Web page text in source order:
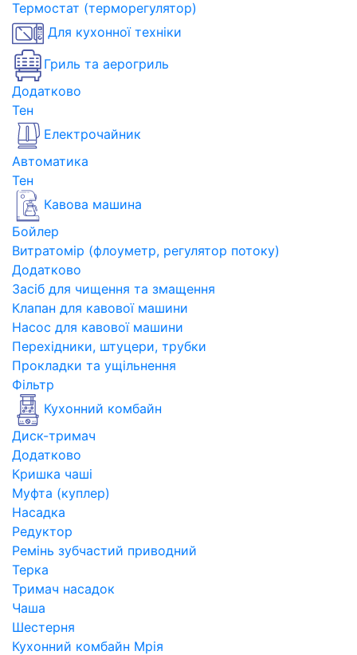
Термостат (терморегулятор)
Для кухонної техніки
Гриль та аерогриль
Додатково
Тен
Електрочайник
Автоматика
Тен
Кавова машина
Бойлер
Витратомір (флоуметр, регулятор потоку)
Додатково
Засіб для чищення та змащення
Клапан для кавової машини
Насос для кавової машини
Перехідники, штуцери, трубки
Прокладки та ущільнення
Фільтр
Кухонний комбайн
Диск-тримач
Додатково
Кришка чаші
Муфта (куплер)
Насадка
Редуктор
Ремінь зубчастий приводний
Терка
Тримач насадок
Чаша
Шестерня
Кухонний комбайн Мрія